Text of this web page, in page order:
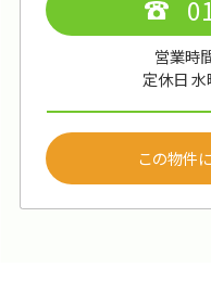
営業時
定休日
この物件